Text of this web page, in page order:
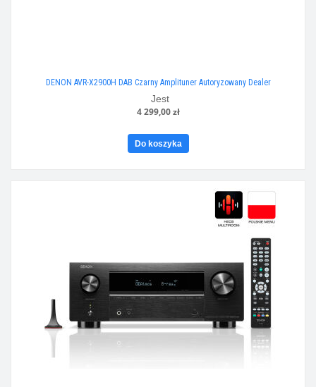
DENON AVR-X2900H DAB Czarny Amplituner Autoryzowany Dealer
Jest
4 299,00 zł
Do koszyka